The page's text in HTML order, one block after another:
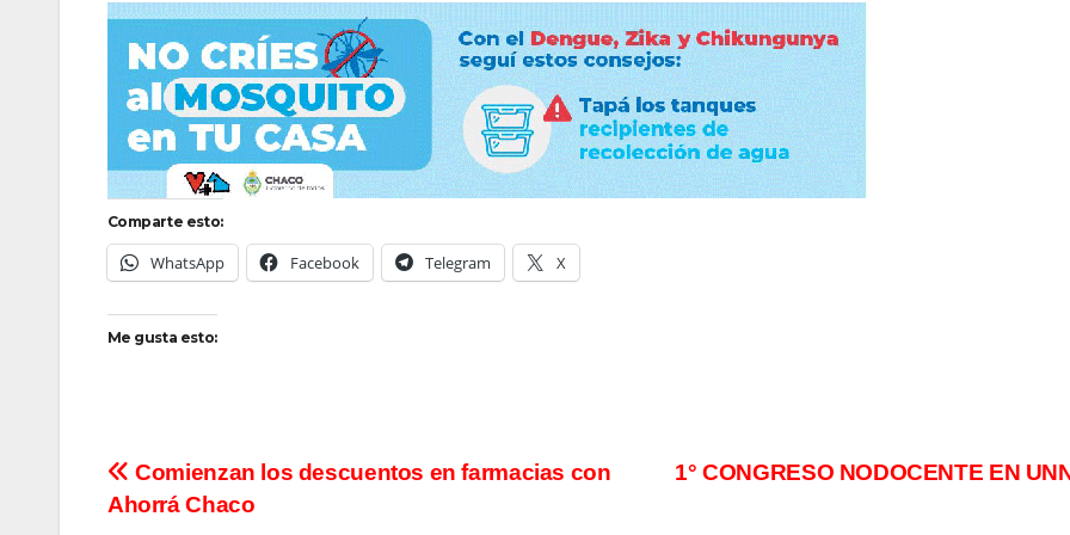
Comparte esto:
WhatsApp Facebook Telegram X
Me gusta esto:
Navegación
1° CONGRESO NODOCENTE EN
Comienzan los descuentos en farmacias con
Ahorrá Chaco